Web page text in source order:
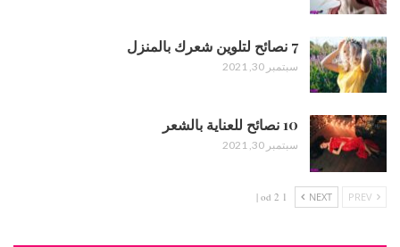
7 نصائح لتلوين شعرك بالمنزل
سبتمبر 30, 2021
10 نصائح للعناية بالشعر
سبتمبر 30, 2021
NEXT
1 od 2 |